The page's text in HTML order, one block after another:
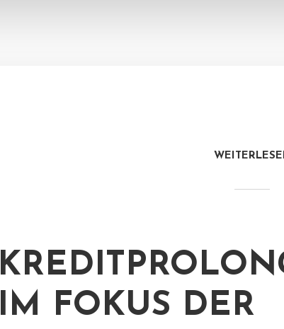
IM FOKUS DER